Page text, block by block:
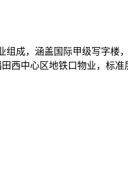
成，涵盖国际甲级写字楼
西中心区地铁口物业，标